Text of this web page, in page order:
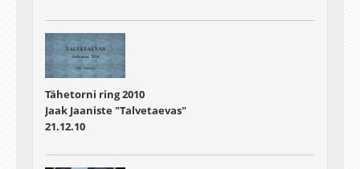
Tähetorni ring 2010
Jaak Jaaniste "Talvetaevas"
21.12.10